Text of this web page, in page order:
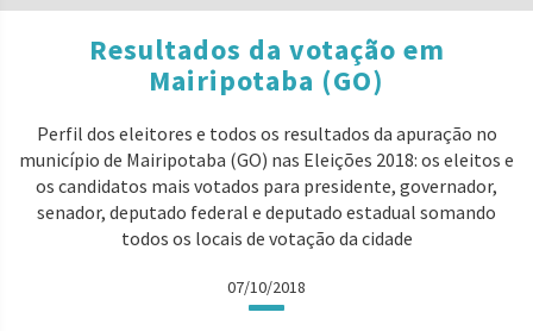
Resultados da votação em
Mairipotaba (GO)
Perfil dos eleitores e todos os resultados da apuração no
município de Mairipotaba (GO) nas Eleições 2018: os eleitos e
os candidatos mais votados para presidente, governador,
senador, deputado federal e deputado estadual somando
todos os locais de votação da cidade
07/10/2018